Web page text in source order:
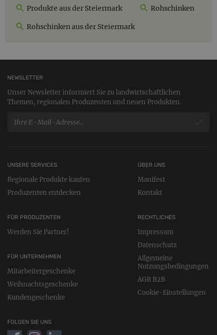
Produkte aus der Steiermark Rohschinken
Rohschinken aus der Steiermark
NEWSLETTER
Unser Newsletter informiert Sie zu landwirtschaftlichen
Themen, regionalen Produzenten und neuen Produkten.
UNSERE SERVICES
Regionale Produkte kaufen
Produzenten entdecken
FÜR PRODUZENTEN
Werden Sie Partner!
FÜR UNTERNEHMEN
Mitarbeitergeschenke
Weihnachtsgeschenke
Kundengeschenke
RECHTLICHES
Impressum
Datenschutz
Allgemeine
Nutzungsbedingungen
AGB B2B
Cookie-Einstellungen
ÜBER UNS
Manifest
Kontakt
FOLGEN SIE UNS